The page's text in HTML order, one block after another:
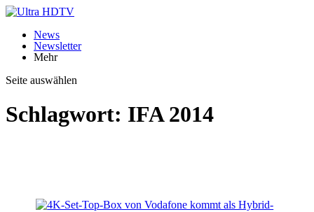
News
Newsletter
Mehr
Seite auswählen
Schlagwort: IFA 2014